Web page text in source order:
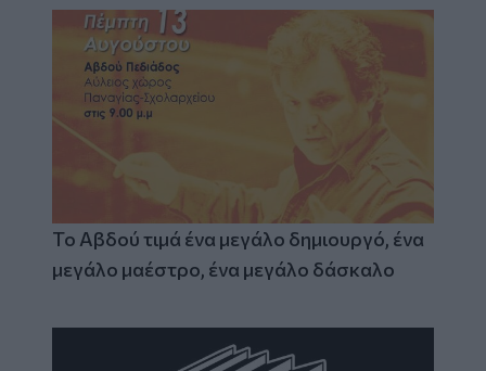
Το Αβδού τιμά ένα μεγάλο δημιουργό, ένα
μεγάλο μαέστρο, ένα μεγάλο δάσκαλο